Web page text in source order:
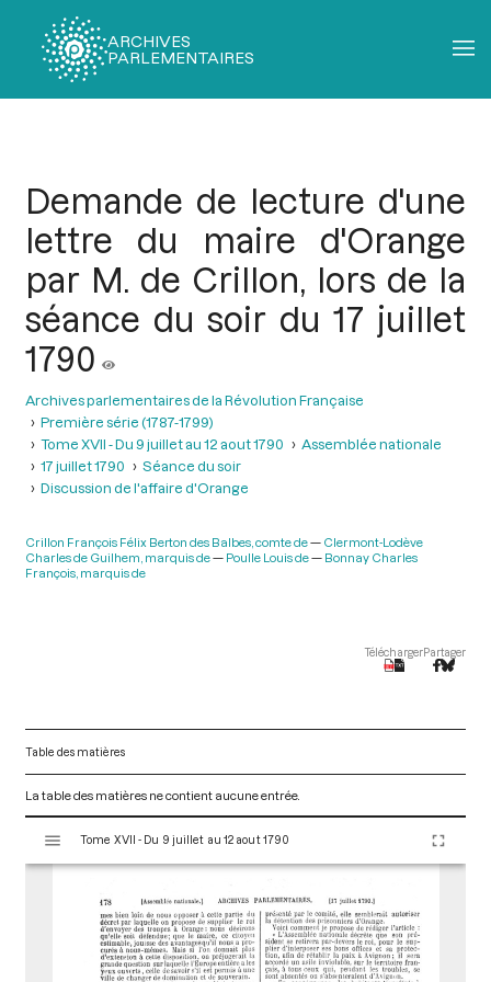
ARCHIVES
PARLEMENTAIRES
Demande de lecture d'une
lettre du maire d'Orange
par M. de Crillon, lors de la
séance du soir du 17 juillet
1790
Archives parlementaires de la Révolution Française
Première série (1787-1799)
Tome XVII - Du 9 juillet au 12 aout 1790
Assemblée nationale
17 juillet 1790
Séance du soir
Discussion de l'affaire d'Orange
Crillon François Félix Berton des Balbes, comte de
Clermont-Lodève
Charles de Guilhem, marquis de
Poulle Louis de
Bonnay Charles
François, marquis de
TéléchargerPartager
Table des matières
La table des matières ne contient aucune entrée.
s
Tome XVII - Du 9 juillet au 12 aout 1790